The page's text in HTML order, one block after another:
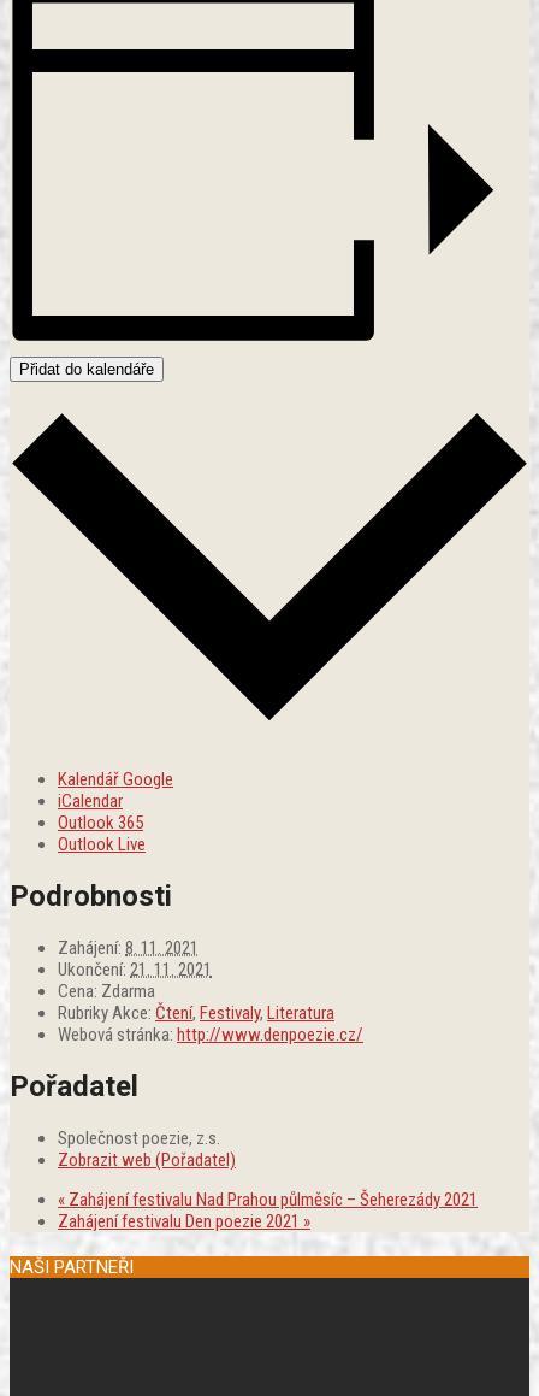
Přidat do kalendáře
Kalendář Google
iCalendar
Outlook 365
Outlook Live
Podrobnosti
Zahájení: 8. 11. 2021
Ukončení: 21. 11. 2021
Cena: Zdarma
Rubriky Akce: Čtení, Festivaly, Literatura
Webová stránka: http://www.denpoezie.cz/
Pořadatel
Společnost poezie, z.s.
Zobrazit web (Pořadatel)
« Zahájení festivalu Nad Prahou půlměsíc – Šeherezády 2021
Zahájení festivalu Den poezie 2021 »
NAŠI PARTNEŘI